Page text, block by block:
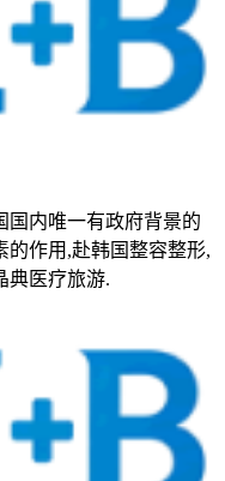
国内唯一有政府背景的
的作用,赴韩国整容整形,
典医疗旅游.